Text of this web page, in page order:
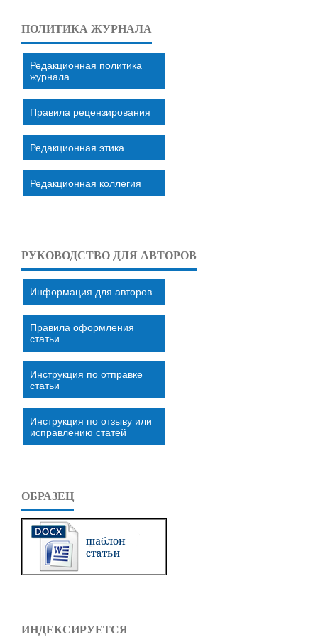
ПОЛИТИКА ЖУРНАЛА
Редакционная политика
журнала
Правила рецензирования
Редакционная этика
Редакционная коллегия
РУКОВОДСТВО ДЛЯ АВТОРОВ
Информация для авторов
Правила оформления
статьи
Инструкция по отправке
статьи
Инструкция по отзыву или
исправлению статей
ОБРАЗЕЦ
ИНДЕКСИРУЕТСЯ